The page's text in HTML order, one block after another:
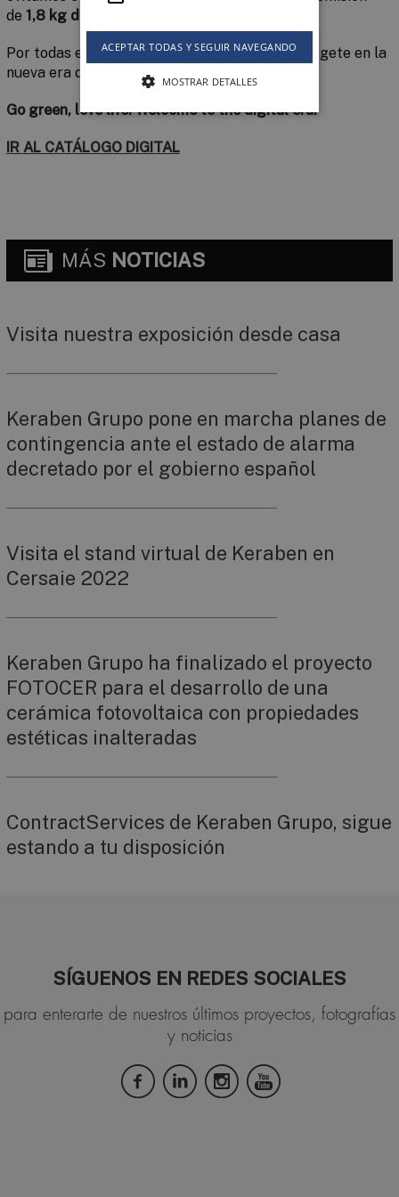
de 1,8 kg de CO2
Por todas estas ventajas, y muchas más, sumérgete en la
nueva era digital de Keraben Grupo.
Go green, love life. Welcome to the digital era.
IR AL CATÁLOGO DIGITAL
MÁS NOTICIAS
Visita nuestra exposición desde casa
Keraben Grupo pone en marcha planes de
contingencia ante el estado de alarma
decretado por el gobierno español
Visita el stand virtual de Keraben en
Cersaie 2022
Keraben Grupo ha finalizado el proyecto
FOTOCER para el desarrollo de una
cerámica fotovoltaica con propiedades
estéticas inalteradas
ContractServices de Keraben Grupo, sigue
estando a tu disposición
SÍGUENOS EN REDES SOCIALES
para enterarte de nuestros últimos proyectos, fotografías
y noticias
ACEPTAR TODAS Y SEGUIR NAVEGANDO
MOSTRAR DETALLES